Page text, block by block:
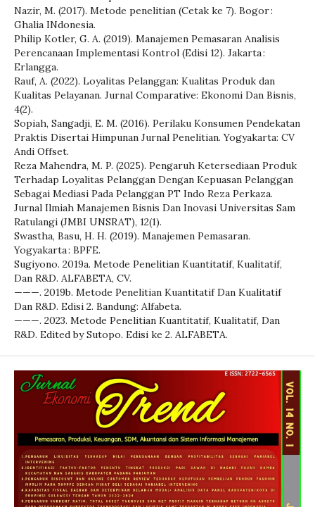
Nazir, M. (2017). Metode penelitian (Cetak ke 7). Bogor :
Ghalia INdonesia.
Philip Kotler, G. A. (2019). Manajemen Pemasaran Analisis
Perencanaan Implementasi Kontrol (Edisi 12). Jakarta :
Erlangga.
Rauf, A. (2022). Loyalitas Pelanggan: Kualitas Produk dan
Kualitas Pelayanan. Jurnal Comparative: Ekonomi Dan Bisnis,
4(2).
Sopiah, Sangadji, E. M. (2016). Perilaku Konsumen Pendekatan
Praktis Disertai Himpunan Jurnal Penelitian. Yogyakarta: CV
Andi Offset.
Reza Mahendra, M. P. (2025). Pengaruh Ketersediaan Produk
Terhadap Loyalitas Pelanggan Dengan Kepuasan Pelanggan
Sebagai Mediasi Pada Pelanggan PT Indo Reza Perkaza.
Jurnal Ilmiah Manajemen Bisnis Dan Inovasi Universitas Sam
Ratulangi (JMBI UNSRAT), 12(1).
Swastha, Basu, H. H. (2019). Manajemen Pemasaran.
Yogyakarta : BPFE.
Sugiyono. 2019a. Metode Penelitian Kuantitatif, Kualitatif,
Dan R&D. ALFABETA, CV.
———. 2019b. Metode Penelitian Kuantitatif Dan Kualitatif
Dan R&D. Edisi 2. Bandung: Alfabeta.
———. 2023. Metode Penelitian Kuantitatif, Kualitatif, Dan
R&D. Edited by Sutopo. Edisi ke 2. ALFABETA.